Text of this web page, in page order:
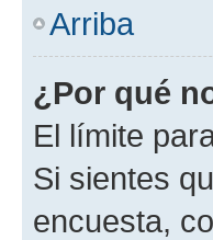
Arriba
¿Por qué
El límite
Si sientes
encuesta,